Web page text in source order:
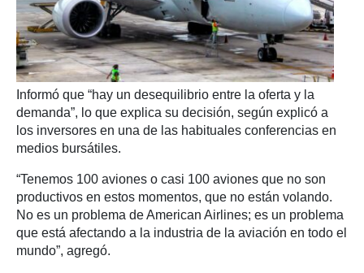
Informó que “hay un desequilibrio entre la oferta y la
demanda”, lo que explica su decisión, según explicó a
los inversores en una de las habituales conferencias en
medios bursátiles.
“Tenemos 100 aviones o casi 100 aviones que no son
productivos en estos momentos, que no están volando.
No es un problema de American Airlines; es un problema
que está afectando a la industria de la aviación en todo el
mundo”, agregó.